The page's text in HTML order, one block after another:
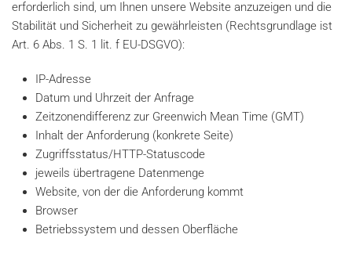
erforderlich sind, um Ihnen unsere Website anzuzeigen und die
Stabilität und Sicherheit zu gewährleisten (Rechtsgrundlage ist
Art. 6 Abs. 1 S. 1 lit. f EU-DSGVO):
IP-Adresse
Datum und Uhrzeit der Anfrage
Zeitzonendifferenz zur Greenwich Mean Time (GMT)
Inhalt der Anforderung (konkrete Seite)
Zugriffsstatus/HTTP-Statuscode
jeweils übertragene Datenmenge
Website, von der die Anforderung kommt
Browser
Betriebssystem und dessen Oberfläche